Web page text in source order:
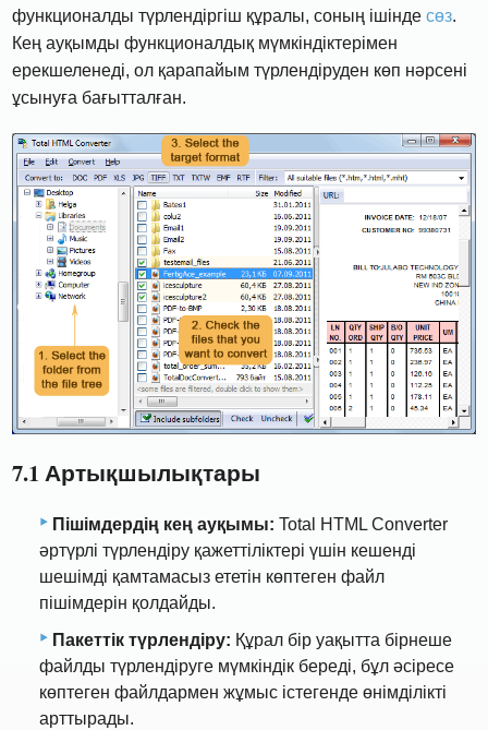
функционалды түрлендіргіш құралы, соның ішіндесөз.
Кең ауқымды функционалдық мүмкіндіктерімен
ерекшеленеді, ол қарапайым түрлендіруден көп нәрсені
ұсынуға бағытталған.
7.1 Артықшылықтары
Пішімдердің кең ауқымы: Total HTML Converter
әртүрлі түрлендіру қажеттіліктері үшін кешенді
шешімді қамтамасыз ететін көптеген файл
пішімдерін қолдайды.
Пакеттік түрлендіру: Құрал бір уақытта бірнеше
файлды түрлендіруге мүмкіндік береді, бұл әсіресе
көптеген файлдармен жұмыс істегенде өнімділікті
арттырады.